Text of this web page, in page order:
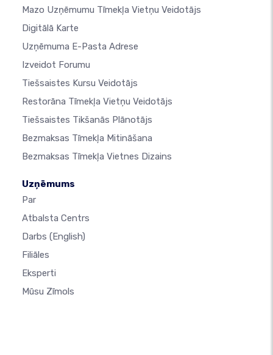
Mazo Uzņēmumu Tīmekļa Vietņu Veidotājs
Digitālā Karte
Uzņēmuma E-Pasta Adrese
Izveidot Forumu
Tiešsaistes Kursu Veidotājs
Restorāna Tīmekļa Vietņu Veidotājs
Tiešsaistes Tikšanās Plānotājs
Bezmaksas Tīmekļa Mitināšana
Bezmaksas Tīmekļa Vietnes Dizains
Uzņēmums
Par
Atbalsta Centrs
Darbs (English)
Filiāles
Eksperti
Mūsu Zīmols